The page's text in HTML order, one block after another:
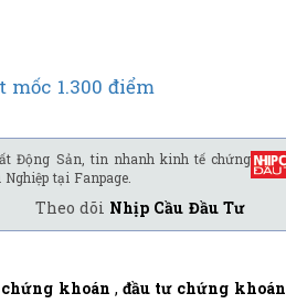
1.300 điểm
Động Sản, tin nhanh kinh tế chứng
tại Fanpage.
Theo dõi Nhịp Cầu Đầu Tư
khoán ,đầu tư chứng khoán